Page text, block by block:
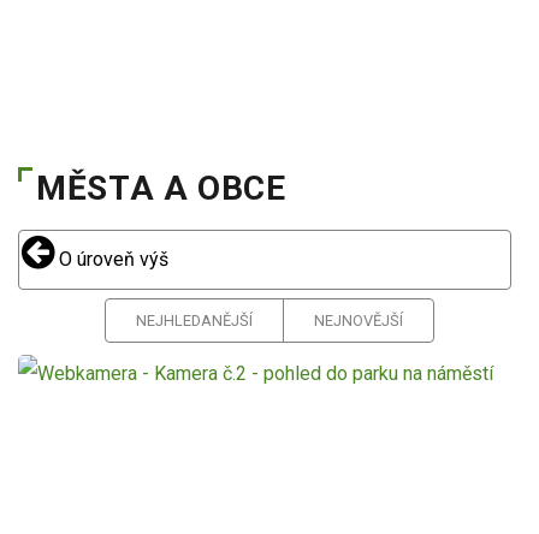
MĚSTA A OBCE
O úroveň výš
NEJHLEDANĚJŠÍ NEJNOVĚJŠÍ